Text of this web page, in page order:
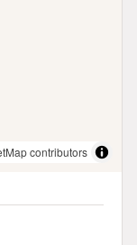
contributors